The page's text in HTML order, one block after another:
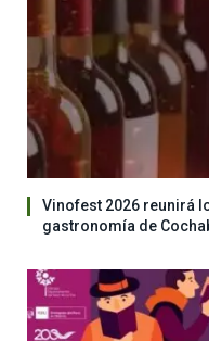
Vinofest 2026 reunirá
gastronomía de